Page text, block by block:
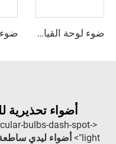
ضوء لوحة القيادة LED العالي السطوع قابل للتخصيص بالألوان
أضواء تحذيرية
bulbs-dash-spot-
light">
أضواء ليدي